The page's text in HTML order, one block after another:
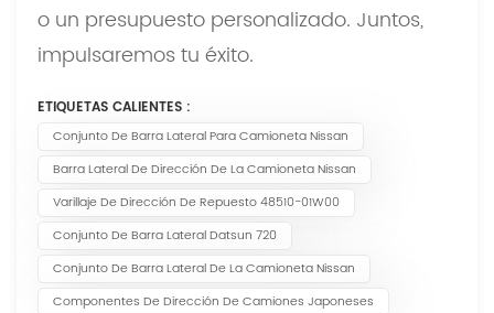
o un presupuesto personalizado. Juntos,
impulsaremos tu éxito.
ETIQUETAS CALIENTES :
Conjunto De Barra Lateral Para Camioneta Nissan
Barra Lateral De Dirección De La Camioneta Nissan
Varillaje De Dirección De Repuesto 48510-01W00
Conjunto De Barra Lateral Datsun 720
Conjunto De Barra Lateral De La Camioneta Nissan
Componentes De Dirección De Camiones Japoneses